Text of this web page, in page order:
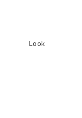
Look